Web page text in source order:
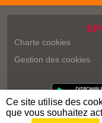
Charte cookies
Gestion des cookies
Ce site utilise des
que vous souhaitez